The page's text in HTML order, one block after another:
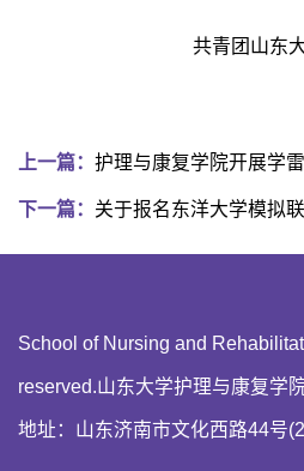
共青团山东
上一篇： 护理与康复学院开展学
下一篇： 关于报名东洋大学模拟
School of Nursing and
reserved.山东大学护理与康
地址：山东济南市文化西路44号